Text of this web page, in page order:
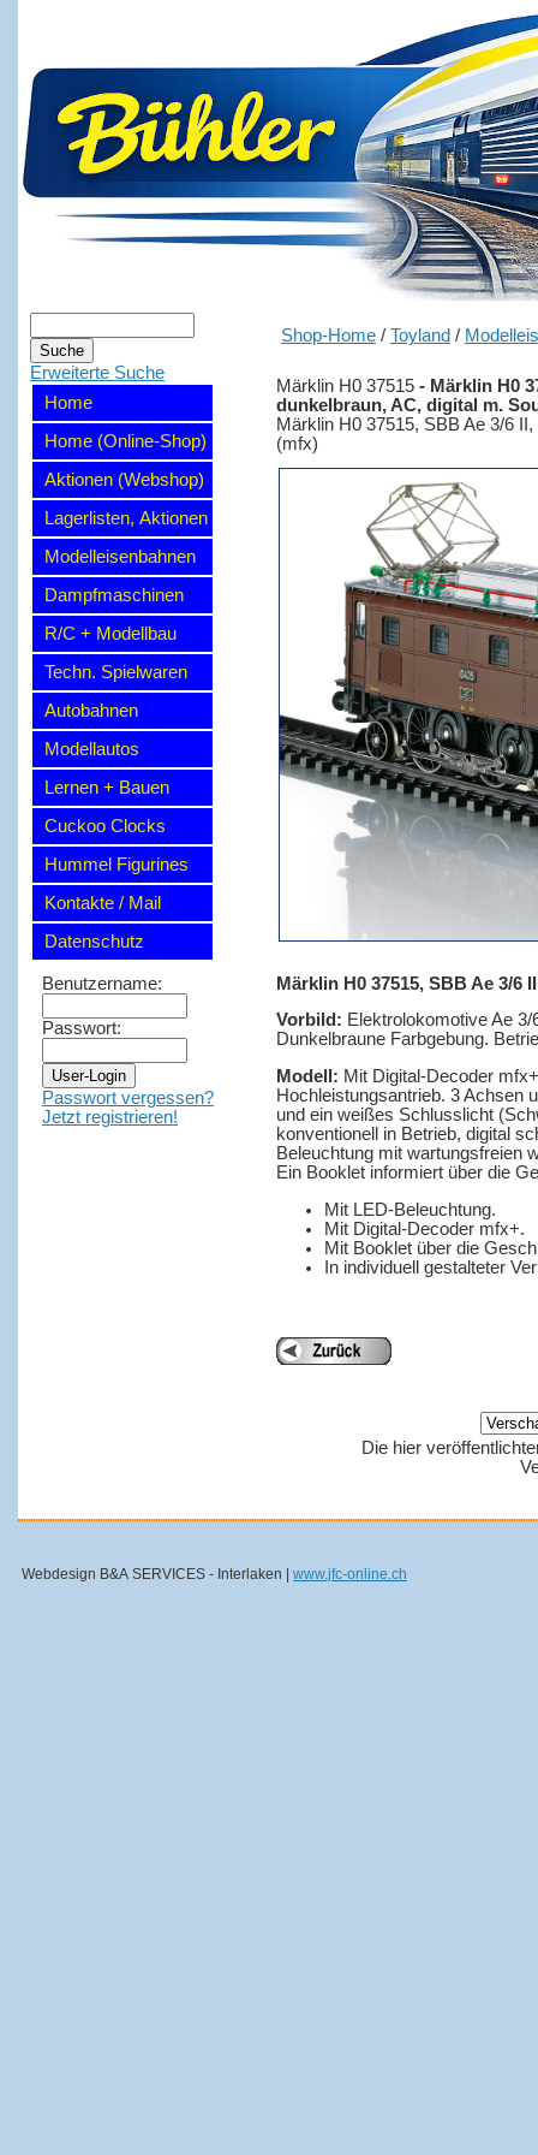
Erweiterte Suche
Home
Home (Online-Shop)
Aktionen (Webshop)
Lagerlisten, Aktionen
Modelleisenbahnen
Dampfmaschinen
R/C + Modellbau
Techn. Spielwaren
Autobahnen
Modellautos
Lernen + Bauen
Cuckoo Clocks
Hummel Figurines
Kontakte / Mail
Datenschutz
Benutzername:
Passwort:
Passwort vergessen?
Jetzt registrieren!
Shop-Home / Toyland /
Märklin H0 37515 - Märklin H0
dunkelbraun, AC, digital m.
Märklin H0 37515, SBB Ae 3/6
(mfx)
Märklin H0 37515, SBB Ae 3/6
Vorbild: Elektrolokomotive Ae
Dunkelbraune Farbgebung.
Modell: Mit Digital-Decoder
Hochleistungsantrieb. 3 Achsen
und ein weißes Schlusslicht
konventionell in Betrieb, digital
Beleuchtung mit wartungsfreien
Ein Booklet informiert über die
Mit LED-Beleuchtung.
Mit Digital-Decoder mfx+.
Mit Booklet über die
In individuell gestalteter
Die hier
Webdesign B&A SERVICES - Interlaken | www.jfc-online.ch